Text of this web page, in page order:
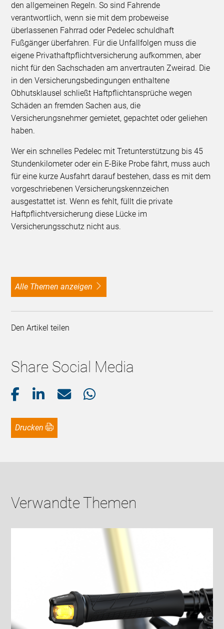
den allgemeinen Regeln. So sind Fahrende
verantwortlich, wenn sie mit dem probeweise
überlassenen Fahrrad oder Pedelec schuldhaft
Fußgänger überfahren. Für die Unfallfolgen muss die
eigene Privathaftpflichtversicherung aufkommen, aber
nicht für den Sachschaden am anvertrauten Zweirad. Die
in den Versicherungsbedingungen enthaltene
Obhutsklausel schließt Haftpflichtansprüche wegen
Schäden an fremden Sachen aus, die
Versicherungsnehmer gemietet, gepachtet oder geliehen
haben.
Wer ein schnelles Pedelec mit Tretunterstützung bis 45
Stundenkilometer oder ein E-Bike Probe fährt, muss auch
für eine kurze Ausfahrt darauf bestehen, dass es mit dem
vorgeschriebenen Versicherungskennzeichen
ausgestattet ist. Wenn es fehlt, füllt die private
Haftpflichtversicherung diese Lücke im
Versicherungsschutz nicht aus.
alle Themen anzeigen
Den Artikel teilen
Share Social Media
Drucken
Verwandte Themen